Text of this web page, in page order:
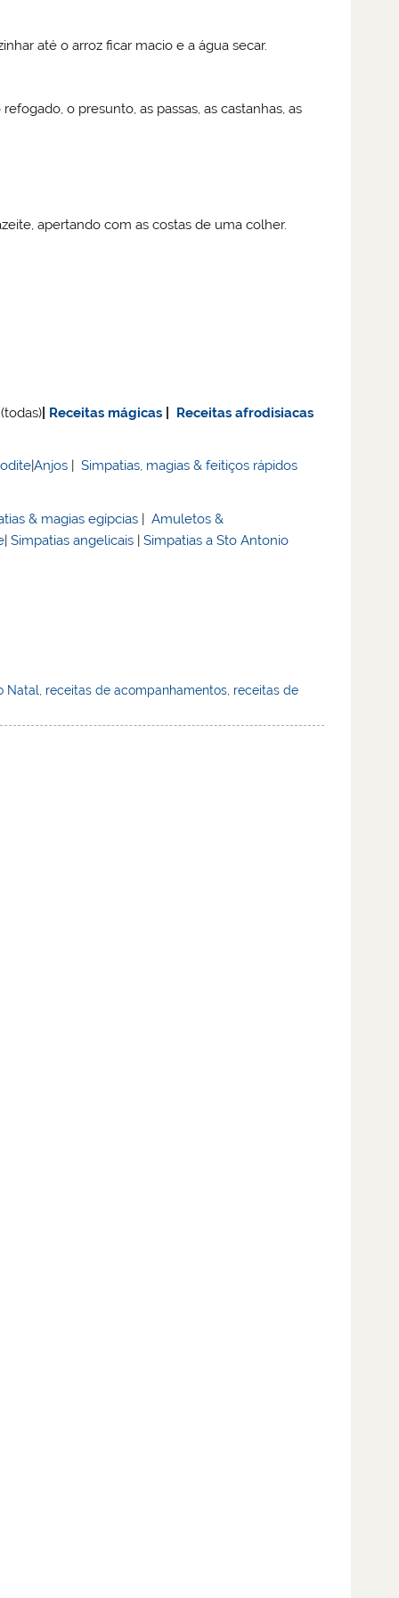
até o arroz ficar macio e a água secar.
o presunto, as passas, as castanhas, as
apertando com as costas de uma colher.
(todas) Receitas mágicas
Receitas afrodisiacas
|Anjos |Simpatias, magias & feitiços rápidos
& magias egípcias |Amuletos &
|Simpatias angelicais |Simpatias a Sto Antonio
Natal, receitas de acompanhamentos, receitas de